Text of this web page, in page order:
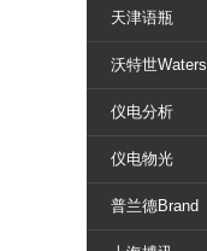
天津语瓶
沃特世Waters
仪电分析
仪电物光
普兰德Brand